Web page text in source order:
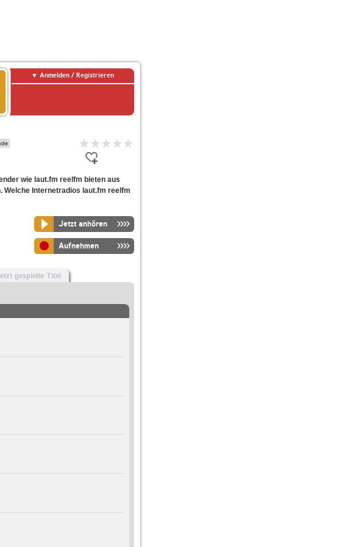
Anmelden / Registrieren
wie laut.fm reelfm bieten aus
Welche Internetradios laut.fm reelfm
Jetzt anhören
Aufnehmen
gespielte Titel